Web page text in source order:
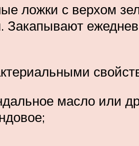
ложки с верхом
Закапывают
масло или